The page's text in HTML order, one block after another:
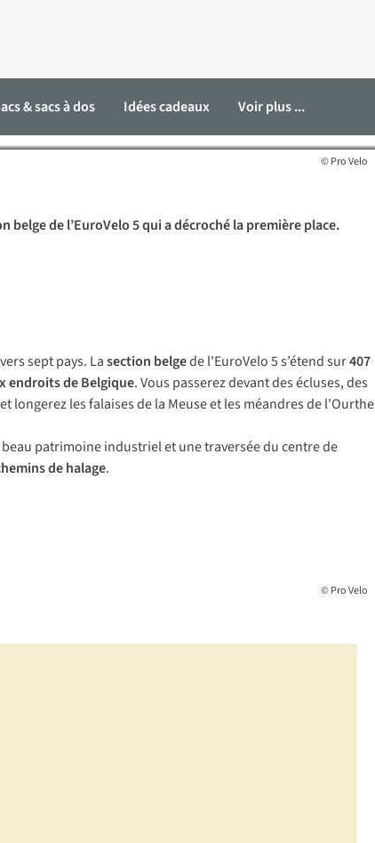
& sacs à dos Idées cadeaux Voir plus ...
5
© Pro Velo
belge de l’EuroVelo 5 qui a décroché la première place.
sept pays. Lasection belgede l'EuroVelo 5 s’étend sur407
endroits de Belgique. Vous passerez devant des écluses, des
longerez les falaises de la Meuse et les méandres de l'Ourthe
patrimoine industriel et une traversée du centre de
de halage.
© Pro Velo